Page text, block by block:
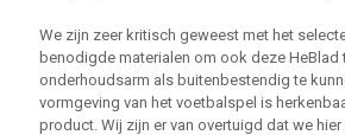
We zijn zeer kritisch geweest met het
benodigde materialen om ook deze HeBlad
onderhoudsarm als buitenbestendig te
vormgeving van het voetbalspel is
product. Wij zijn er van overtuigd dat we